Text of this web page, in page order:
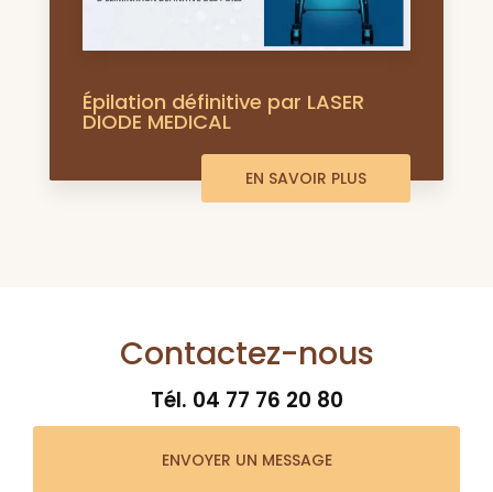
Épilation définitive par LASER
DIODE MEDICAL
EN SAVOIR PLUS
Contactez-nous
Tél. 04 77 76 20 80
ENVOYER UN MESSAGE